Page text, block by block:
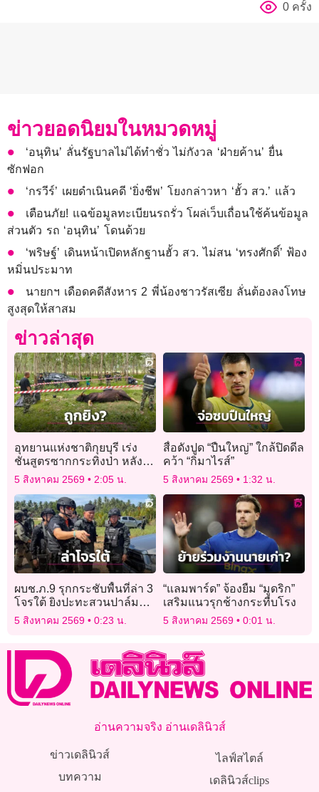
0 ครั้ง
ข่าวยอดนิยมในหมวดหมู่
‘อนุทิน’ ลั่นรัฐบาลไม่ได้ทำชั่ว ไม่กังวล ‘ฝ่ายค้าน’ ยื่น
ซักฟอก
‘กรวีร์’ เผยดำเนินคดี ‘ยิ่งชีพ’ โยงกล่าวหา ‘ฮั้ว สว.’ แล้ว
เตือนภัย! แฉข้อมูลทะเบียนรถรั่ว โผล่เว็บเถื่อนใช้ค้นข้อมูล
ส่วนตัว รถ ‘อนุทิน’ โดนด้วย
‘พริษฐ์’ เดินหน้าเปิดหลักฐานฮั้ว สว. ไม่สน ‘ทรงศักดิ์’ ฟ้อง
หมิ่นประมาท
นายกฯ เดือดคดีสังหาร 2 พี่น้องชาวรัสเซีย ลั่นต้องลงโทษ
สูงสุดให้สาสม
ข่าวล่าสุด
อุทยานแห่งชาติกุยบุรี เร่ง
ชันสูตรซากกระทิงป่า หลัง
พบรอยคล้ายกระสุนปืน
5 สิงหาคม 2569 2:05 น.
สื่อดังปูด “ปืนใหญ่” ใกล้ปิดดีล
คว้า “กิมาไรส์”
5 สิงหาคม 2569 1:32 น.
ผบช.ภ.9 รุกกระชับพื้นที่ล่า 3
โจรใต้ ยิงปะทะสวนปาล์ม
เผยคุมตัวซักถามแล้ว 11
5 สิงหาคม 2569 0:23 น.
“แลมพาร์ด” จ้องยืม “มูดริก”
เสริมแนวรุกช้างกระทืบโรง
5 สิงหาคม 2569 0:01 น.
อ่านความจริง อ่านเดลินิวส์
ข่าวเดลินิวส์
บทความ
ไลฟ์สไตล์
เดลินิวส์clips